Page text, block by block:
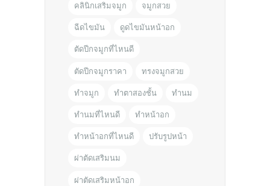
คลินิกเสริมจมูก จมูกสวย
ฉีดไขมัน ดูดไขมันหน้าอก
ตัดปีกจมูกที่ไหนดี
ตัดปีกจมูกราคา ทรงจมูกสวย
ทำจมูก ทำตาสองชั้น ทำนม
ทำนมที่ไหนดี ทำหน้าอก
ทำหน้าอกที่ไหนดี ปรับรูปหน้า
ผ่าตัดเสริมนม
ผ่าตัดเสริมหน้าอก